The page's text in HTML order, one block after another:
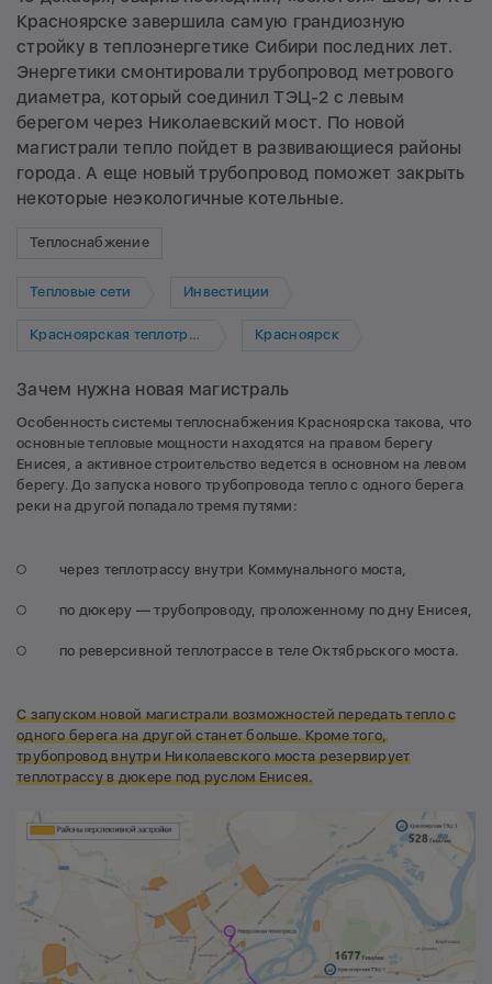
Красноярске завершила самую грандиозную
стройку в теплоэнергетике Сибири последних лет.
Энергетики смонтировали трубопровод метрового
диаметра, который соединил ТЭЦ-2 с левым
берегом через Николаевский мост. По новой
магистрали тепло пойдет в развивающиеся районы
города. А еще новый трубопровод поможет закрыть
некоторые неэкологичные котельные.
Теплоснабжение
Тепловые сети Инвестиции
Красноярская теплотранспортная компания Красноярск
Зачем нужна новая магистраль
Особенность системы теплоснабжения Красноярска такова, что
основные тепловые мощности находятся на правом берегу
Енисея, а активное строительство ведется в основном на левом
берегу. До запуска нового трубопровода тепло с одного берега
реки на другой попадало тремя путями:
через теплотрассу внутри Коммунального моста,
по дюкеру — трубопроводу, проложенному по дну Енисея,
по реверсивной теплотрассе в теле Октябрьского моста.
С запуском новой магистрали возможностей передать тепло с
одного берега на другой станет больше. Кроме того,
трубопровод внутри Николаевского моста резервирует
теплотрассу в дюкерепод руслом Енисея.